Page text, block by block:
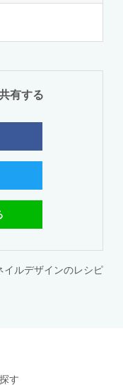
有する
イルデザインのレシピ
す